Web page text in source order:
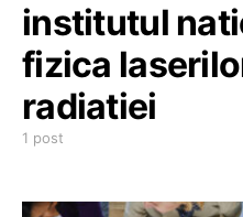
institutul
fizica
radiatiei
1 post